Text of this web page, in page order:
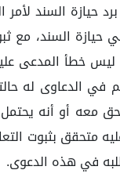
السند، مع
ليس خطأ المدعى
الدعاوى له
معه أو أنه
الشيخ محمد بن إبراهيم (55/13) وعدم
في هذه الدعوى.